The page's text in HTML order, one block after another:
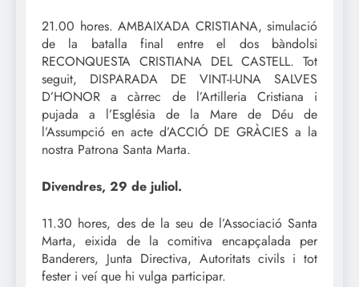
21.00 hores. AMBAIXADA CRISTIANA, simulació
de la batalla final entre el dos bàndolsi
RECONQUESTA CRISTIANA DEL CASTELL. Tot
seguit, DISPARADA DE VINT-I-UNA SALVES
D’HONOR a càrrec de l’Artilleria Cristiana i
pujada a l’Església de la Mare de Déu de
l’Assumpció en acte d’ACCIÓ DE GRÀCIES a la
nostra Patrona Santa Marta.
Divendres, 29 de juliol.
11.30 hores, des de la seu de l’Associació Santa
Marta, eixida de la comitiva encapçalada per
Banderers, Junta Directiva, Autoritats civils i tot
fester i veí que hi vulga participar.